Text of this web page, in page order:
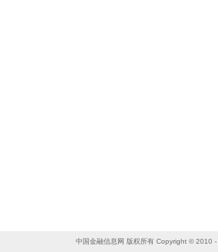
中国金融信息网 版权所有 Copyright © 2010